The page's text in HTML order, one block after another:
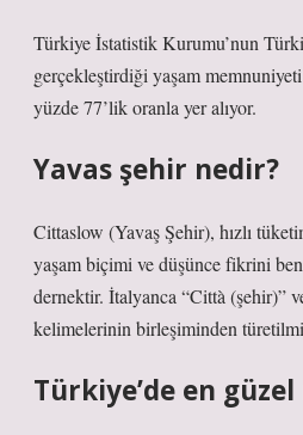
Türkiye İstatistik Kurumu’nun
gerçekleştirdiği yaşam memnuniyeti
yüzde 77’lik oranla yer alıyor.
Yavas şehir nedir?
Cittaslow (Yavaş Şehir), hızlı
yaşam biçimi ve düşünce fikrini
dernektir. İtalyanca “Città (şehir)”
kelimelerinin birleşiminden
Türkiye’de en